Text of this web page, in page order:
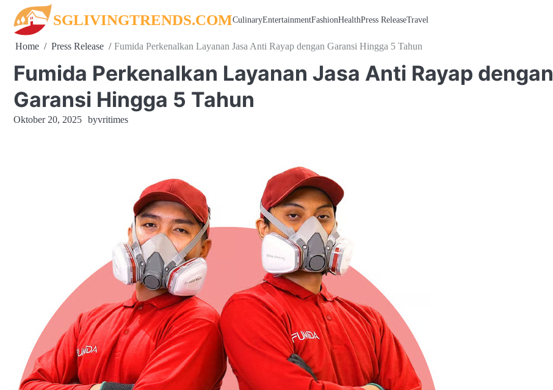
content
SGLIVINGTRENDS.COMCulinaryEntertainmentFashionHealthPress ReleaseTravel
Home Press Release Fumida Perkenalkan Layanan Jasa Anti Rayap dengan Garansi Hingga 5 Tahun
Fumida Perkenalkan Layanan Jasa Anti Rayap dengan
Garansi Hingga 5 Tahun
Oktober 20, 2025 byvritimes